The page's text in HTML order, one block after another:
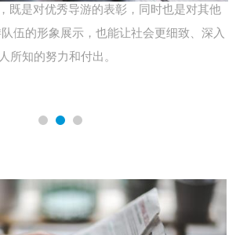
既是对优秀导游的表彰，同时也是对其他
伍的形象展示，也能让社会更细致、深入
所知的努力和付出。
调整运行图同时启动。北京局将开行512.5
行数量达到全部开行列车的六成。昨天，
的高铁，耗时只有13小时。同时，为了方
次在周末加开两趟去往哈尔滨西的“红